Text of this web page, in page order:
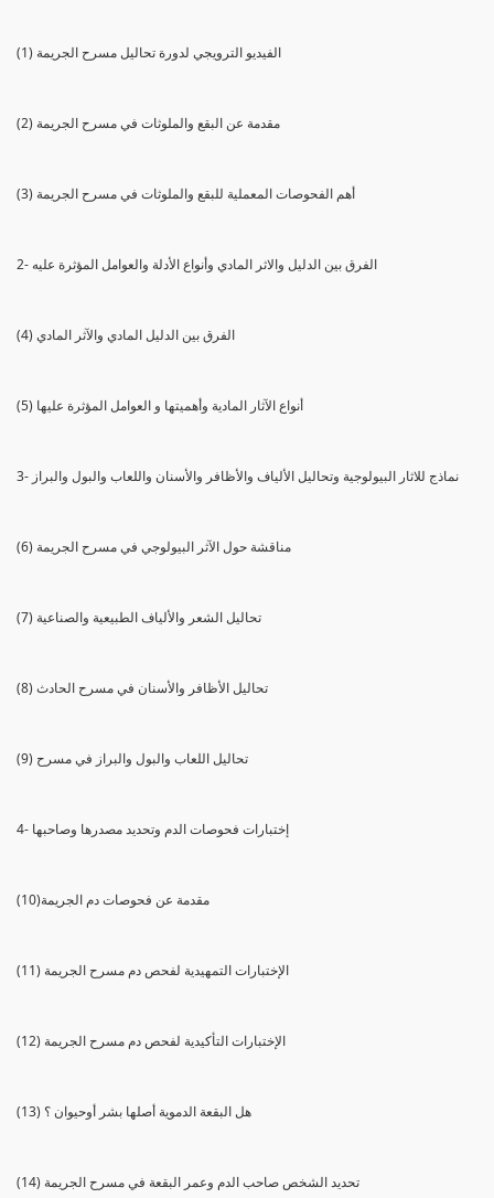
(1) الفيديو الترويجي لدورة تحاليل مسرح الجريمة
(2) مقدمة عن البقع والملوثات في مسرح الجريمة
(3) أهم الفحوصات المعملية للبقع والملوثات في مسرح الجريمة
2- الفرق بين الدليل والاثر المادي وأنواع الأدلة والعوامل المؤثرة عليه
(4) الفرق بين الدليل المادي والآثر المادي
(5) أنواع الآثار المادية وأهميتها و العوامل المؤثرة عليها
3- نماذج للاثار البيولوجية وتحاليل الألياف والأظافر والأسنان واللعاب والبول والبراز
(6) مناقشة حول الآثر البيولوجي في مسرح الجريمة
(7) تحاليل الشعر والألياف الطبيعية والصناعية
(8) تحاليل الأظافر والأسنان في مسرح الحادث
(9) تحاليل اللعاب والبول والبراز في مسرح
4- إختبارات فحوصات الدم وتحديد مصدرها وصاحبها
(10)مقدمة عن فحوصات دم الجريمة
(11) الإختبارات التمهيدية لفحص دم مسرح الجريمة
(12) الإختبارات التأكيدية لفحص دم مسرح الجريمة
(13) هل البقعة الدموية أصلها بشر أوحيوان ؟
(14) تحديد الشخص صاحب الدم وعمر البقعة في مسرح الجريمة